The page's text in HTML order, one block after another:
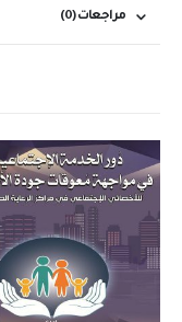
مراجعات (0)